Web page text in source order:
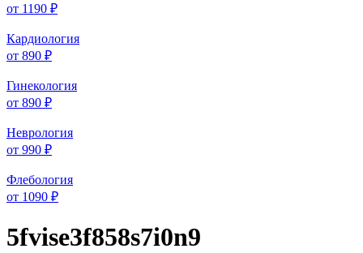
от 1190 ₽
Кардиология
от 890 ₽
Гинекология
от 890 ₽
Неврология
от 990 ₽
Флебология
от 1090 ₽
5fvise3f858s7i0n9